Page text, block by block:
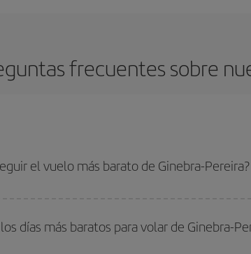
frecuentes sobre
el vuelo más barato de Ginebra-Pereira?
de ida y vuelta.
días más baratos para volar de Ginebra-